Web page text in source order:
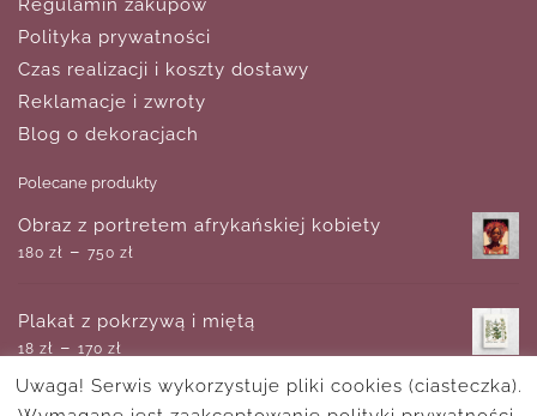
Regulamin zakupów
Polityka prywatności
Czas realizacji i koszty dostawy
Reklamacje i zwroty
Blog o dekoracjach
Polecane produkty
Obraz z portretem afrykańskiej kobiety
180 zł – 750 zł
Plakat z pokrzywą i miętą
18 zł – 170 zł
Uwaga! Serwis wykorzystuje pliki cookies (ciasteczka).